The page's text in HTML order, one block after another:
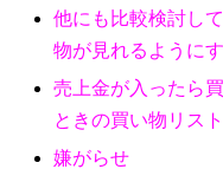
他にも比較検討し
物が見れるように
売上金が入ったら
ときの買い物リス
嫌がらせ